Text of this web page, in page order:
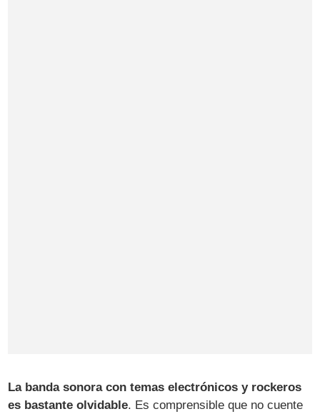
La banda sonora con temas electrónicos y rockeros
es bastante olvidable. Es comprensible que no cuente